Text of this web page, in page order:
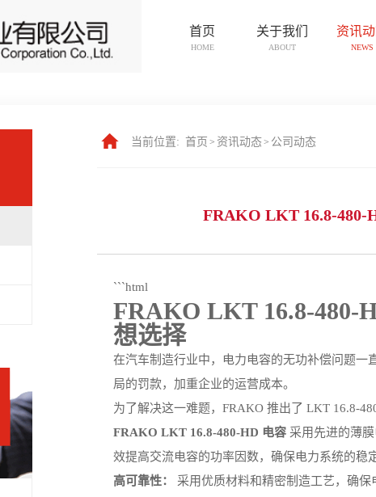
首页
HOME
关于我们
ABOUT
资讯
NEWS
当前位置: 首页 > 资讯动态> 公司动态
FRAKO LKT 16.8-480-
```html
FRAKO LKT 16.8-480-
想选择
在汽车制造行业中，电力电容的无功补偿问题一
局的罚款，加重企业的运营成本。
为了解决这一难题，FRAKO 推出了 LKT 16.8-
FRAKO LKT 16.8-480-HD 电容 采用先进的薄
效提高交流电容的功率因数，确保电力系统的稳
高可靠性：
采用优质材料和精密制造工艺，确保